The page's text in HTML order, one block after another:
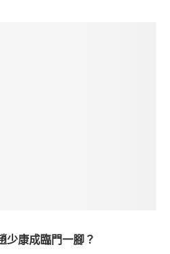
康成臨門一腳？